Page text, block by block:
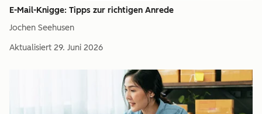
E-Mail-Knigge: Tipps zur richtigen Anrede
Jochen Seehusen
Aktualisiert 29. Juni 2026